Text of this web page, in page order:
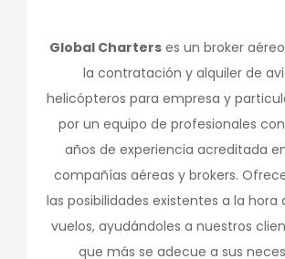
Global Charterses un broker
la contratación y alquiler de
helicópteros para empresa y
por un equipo de profesionales con
años de experiencia acreditada
compañías aéreas y brokers.
las posibilidades existentes a la
vuelos, ayudándoles a nuestros
que más se adecue a sus